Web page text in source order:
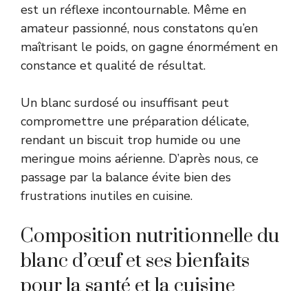
est un réflexe incontournable. Même en
amateur passionné, nous constatons qu’en
maîtrisant le poids, on gagne énormément en
constance et qualité de résultat.
Un blanc surdosé ou insuffisant peut
compromettre une préparation délicate,
rendant un biscuit trop humide ou une
meringue moins aérienne. D’après nous, ce
passage par la balance évite bien des
frustrations inutiles en cuisine.
Composition nutritionnelle du
blanc d’œuf et ses bienfaits
pour la santé et la cuisine